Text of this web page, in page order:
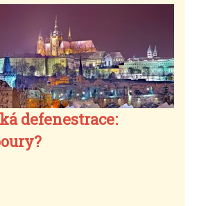
defenestrace: